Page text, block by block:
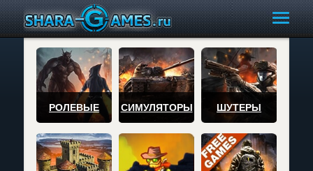
РОЛЕВЫЕ СИМУЛЯТОРЫ ШУТЕРЫ